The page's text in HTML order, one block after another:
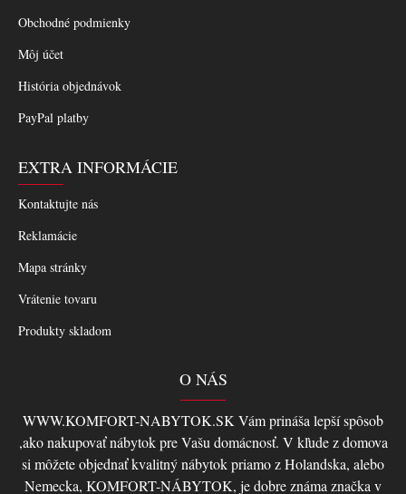
Obchodné podmienky
Môj účet
História objednávok
PayPal platby
EXTRA INFORMÁCIE
Kontaktujte nás
Reklamácie
Mapa stránky
Vrátenie tovaru
Produkty skladom
O NÁS
WWW.KOMFORT-NABYTOK.SK Vám prináša lepší spôsob
,ako nakupovať nábytok pre Vašu domácnosť. V kľude z domova
si môžete objednať kvalitný nábytok priamo z Holandska, alebo
Nemecka, KOMFORT-NÁBYTOK, je dobre známa značka v